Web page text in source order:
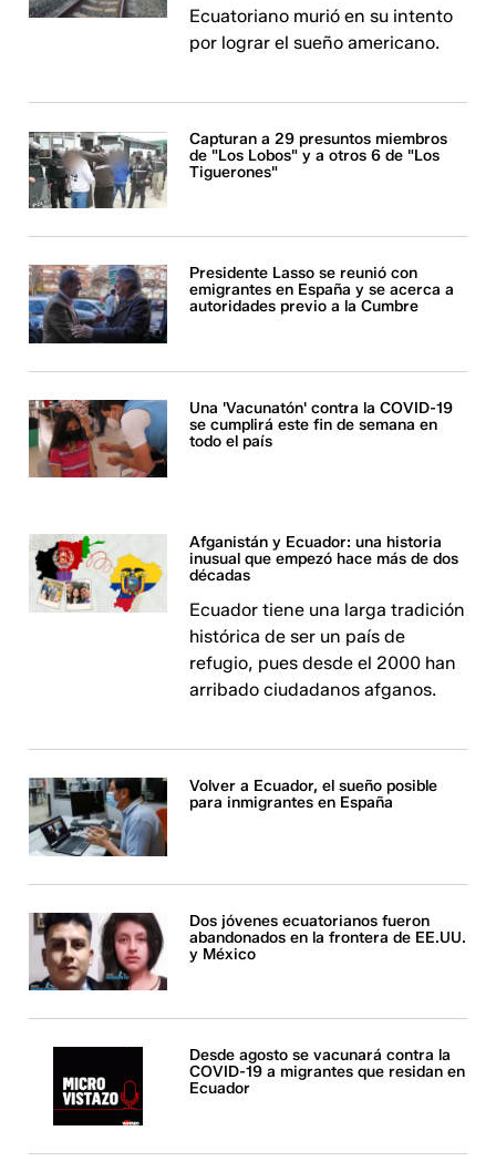
Ecuatoriano murió en su intento
por lograr el sueño americano.
Capturan a 29 presuntos miembros
de "Los Lobos" y a otros 6 de "Los
Tiguerones"
Presidente Lasso se reunió con
emigrantes en España y se acerca a
autoridades previo a la Cumbre
Una 'Vacunatón' contra la COVID-19
se cumplirá este fin de semana en
todo el país
Afganistán y Ecuador: una historia
inusual que empezó hace más de dos
décadas
Ecuador tiene una larga tradición
histórica de ser un país de
refugio, pues desde el 2000 han
arribado ciudadanos afganos.
Volver a Ecuador, el sueño posible
para inmigrantes en España
Dos jóvenes ecuatorianos fueron
abandonados en la frontera de EE.UU.
y México
Desde agosto se vacunará contra la
COVID-19 a migrantes que residan en
Ecuador